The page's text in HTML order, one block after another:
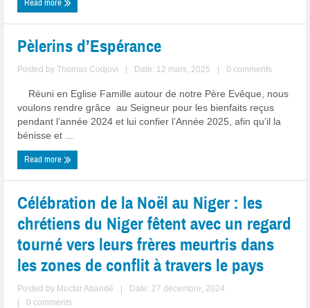
Read more
Pèlerins d’Espérance
Posted byThomas Codjovi | Date: 12 mars, 2025 | 0 comments
Réuni en Eglise Famille autour de notre Père Evêque, nous
voulons rendre grâce au Seigneur pour les bienfaits reçus
pendant l’année 2024 et lui confier l’Année 2025, afin qu’il la
bénisse et ...
Read more
Célébration de la Noël au Niger : les
chrétiens du Niger fêtent avec un regard
tourné vers leurs frères meurtris dans
les zones de conflit à travers le pays
Posted by Moctar Abandé |
Date: 27 décembre, 2024
|
0 comments